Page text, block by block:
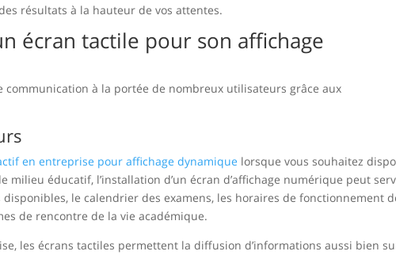
résultats à la hauteur de vos attentes.
écran tactile pour son affichage
communication à la portée de nombreux utilisateurs grâce aux
en entreprise pour affichage dynamique lorsque vous souhaitez
milieu éducatif, l’installation d’un écran d’affichage numérique peut
le calendrier des examens, les horaires de fonctionnement
de rencontre de la vie académique.
les écrans tactiles permettent la diffusion d’informations aussi bien